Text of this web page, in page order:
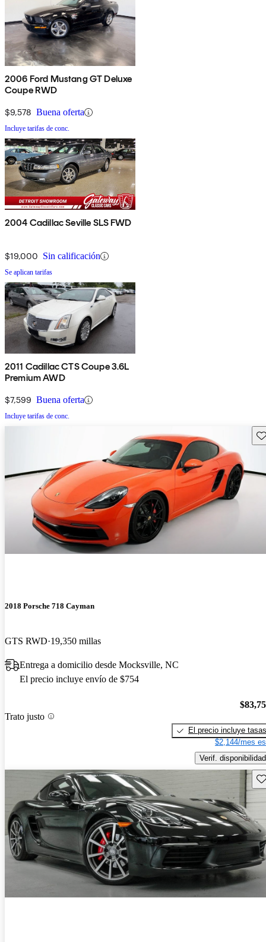
2006 Ford Mustang GT Deluxe
Coupe RWD
$9,578 Buena oferta
Incluye tarifas de conc.
2004 Cadillac Seville SLS FWD
$19,000 Sin calificación
Se aplican tarifas
2011 Cadillac CTS Coupe 3.6L
Premium AWD
$7,599 Buena oferta
Incluye tarifas de conc.
2018 Porsche 718 Cayman
GTS RWD 19,350 millas
Entrega a domicilio desde Mocksville, NC
El precio incluye envío de $754
Trato justo
El precio incluye tasas
$2,144/mes
Verif. disponibilidad